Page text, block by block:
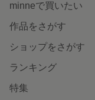
minneで買いたい
作品をさがす
ショップをさがす
ランキング
特集